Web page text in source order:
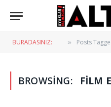
BURADASINIZ: » Posts
BROWSING: FILM